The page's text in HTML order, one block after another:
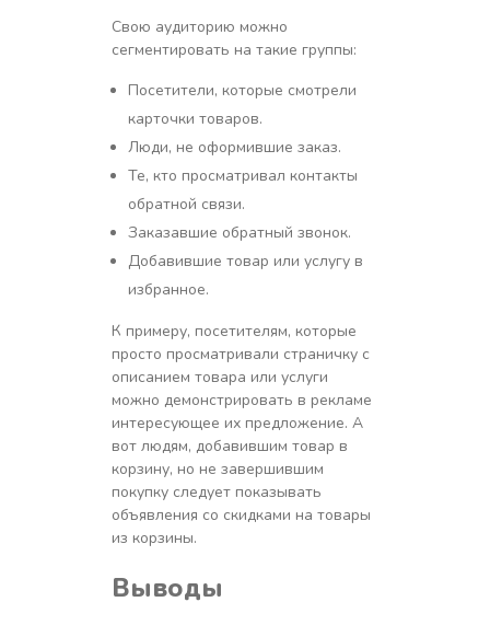
Свою аудиторию можно
сегментировать на такие группы:
Посетители, которые смотрели
карточки товаров.
Люди, не оформившие заказ.
Те, кто просматривал контакты
обратной связи.
Заказавшие обратный звонок.
Добавившие товар или услугу в
избранное.
К примеру, посетителям, которые
просто просматривали страничку с
описанием товара или услуги
можно демонстрировать в рекламе
интересующее их предложение. А
вот людям, добавившим товар в
корзину, но не завершившим
покупку следует показывать
объявления со скидками на товары
из корзины.
Выводы